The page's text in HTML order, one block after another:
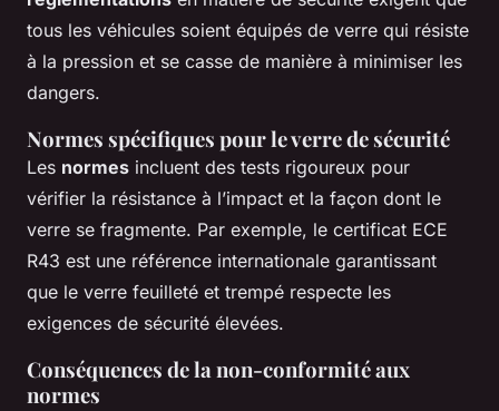
tous les véhicules soient équipés de verre qui résiste
à la pression et se casse de manière à minimiser les
dangers.
Normes spécifiques pour le verre de sécurité
Les normes incluent des tests rigoureux pour
vérifier la résistance à l’impact et la façon dont le
verre se fragmente. Par exemple, le certificat ECE
R43 est une référence internationale garantissant
que le verre feuilleté et trempé respecte les
exigences de sécurité élevées.
Conséquences de la non-conformité aux
normes